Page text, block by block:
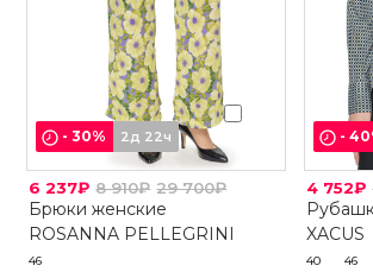
-30% 2д 22ч
6 237₽ 8 910₽ 29 700₽
Брюки женские
ROSANNA PELLEGRINI
46
-40
4 752₽
XACUS
40 46